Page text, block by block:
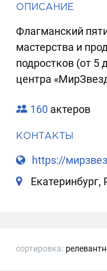
ОПИСАНИЕ
Флагманский
мастерства и
подростков (от 5
центра
160 актеров
КОНТАКТЫ
https://
Екатеринбург,
сортировка: